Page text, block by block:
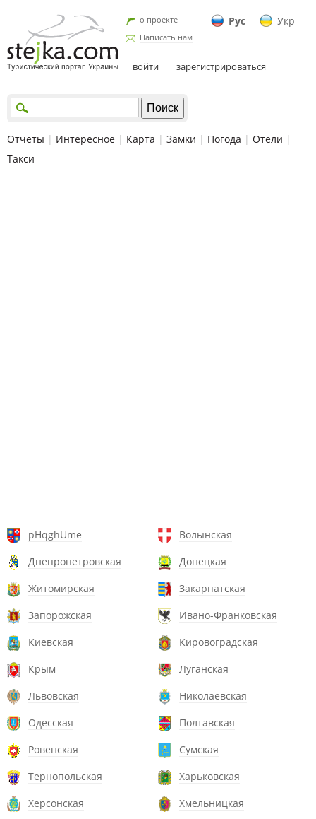
Рус Укр
о проекте
Написать нам
войти зарегистрироваться
Отчеты | Интересное | Карта | Замки | Погода | Отели |
Такси
pHqghUme
Волынская
Днепропетровская
Донецкая
Житомирская
Закарпатская
Запорожская
Ивано-Франковская
Киевская
Кировоградская
Крым
Луганская
Львовская
Николаевская
Одесская
Полтавская
Ровенская
Сумская
Тернопольская
Харьковская
Херсонская
Хмельницкая